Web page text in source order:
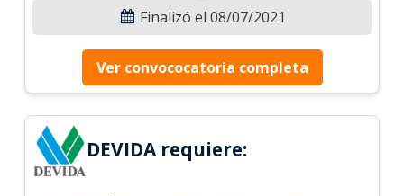
Finalizó el 08/07/2021
Ver convococatoria completa
DEVIDA requiere: